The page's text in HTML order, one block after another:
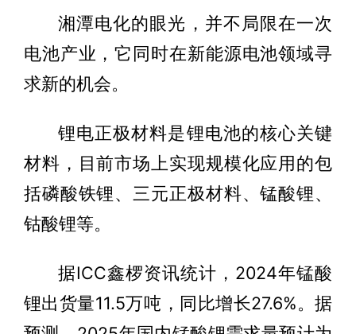
湘潭电化的眼光，并不局限在一次
电池产业，它同时在新能源电池领域寻
求新的机会。
锂电正极材料是锂电池的核心关键
材料，目前市场上实现规模化应用的包
括磷酸铁锂、三元正极材料、锰酸锂、
钴酸锂等。
据ICC鑫椤资讯统计，2024年锰酸
锂出货量11.5万吨，同比增长27.6%。据